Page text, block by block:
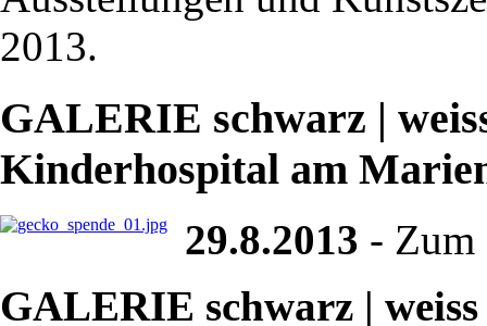
2013.
GALERIE schwarz |
Kinderhospital am
29.8.2013 - Zum
GALERIE schwarz | weiss